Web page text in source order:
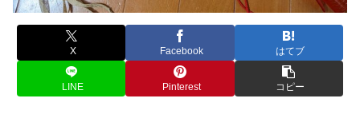
X Facebook はてブ
LINE Pinterest コピー